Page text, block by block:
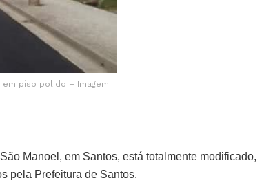
piso polido – Imagem:
Manoel, em Santos, está totalmente modificado,
pela Prefeitura de Santos.